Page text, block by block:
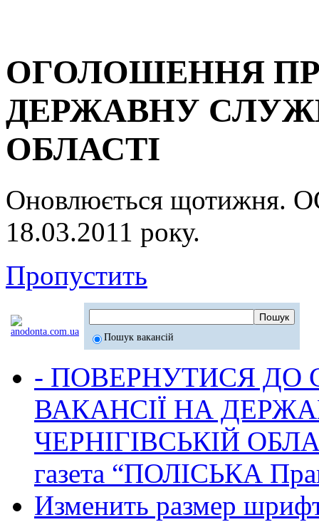
ОГОЛОШЕННЯ
ДЕРЖАВНУ
ОБЛАСТІ
Оновлюється
18.03.2011 року.
Пропустить
Пошук вакансій
- ПОВЕРНУТИСЯ ДО
ВАКАНСІЇ НА
ЧЕРНІГІВСЬКІЙ
газета “ПОЛІСЬКА
Изменить размер